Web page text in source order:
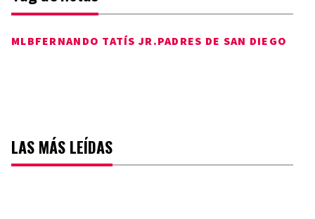
MLBFERNANDO TATÍS JR.PADRES DE SAN DIEGO
LAS MÁS LEÍDAS